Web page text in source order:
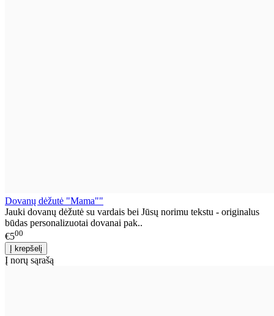
Dovanų dėžutė "Mama""
Jauki dovanų dėžutė su vardais bei Jūsų norimu tekstu - originalus
būdas personalizuotai dovanai pak..
€500
Į norų sąrašą